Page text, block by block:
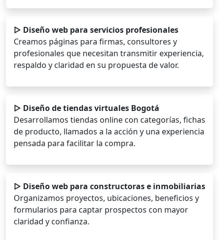
▷ Diseño web para servicios profesionales
Creamos páginas para firmas, consultores y
profesionales que necesitan transmitir experiencia,
respaldo y claridad en su propuesta de valor.
▷ Diseño de tiendas virtuales Bogotá
Desarrollamos tiendas online con categorías, fichas
de producto, llamados a la acción y una experiencia
pensada para facilitar la compra.
▷ Diseño web para constructoras e inmobiliarias
Organizamos proyectos, ubicaciones, beneficios y
formularios para captar prospectos con mayor
claridad y confianza.